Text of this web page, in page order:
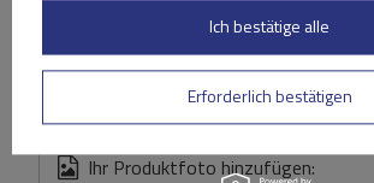
Inhalt Ihrer Bewertung
Ihr Produktfoto hinzufügen:
Erforderlich bestätigen
Ich bestätige alle